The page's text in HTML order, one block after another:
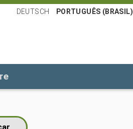
DEUTSCH PORTUGUÊS (BRASIL)